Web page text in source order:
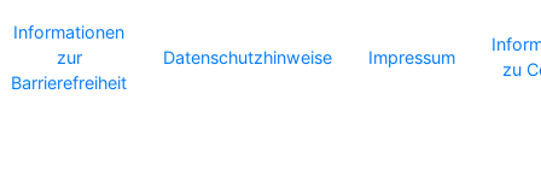
Informationen
zur
Barrierefreiheit
Datenschutzhinweise Impressum
zu